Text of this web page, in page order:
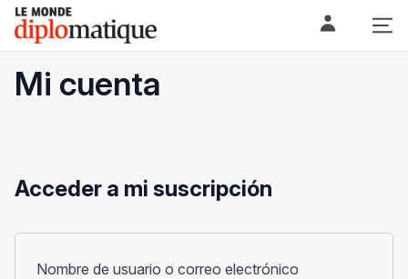
Skip
content
Le monde diplomatique
Mi cuenta
Acceder a mi suscripción
Nombre de usuario o correo electrónico